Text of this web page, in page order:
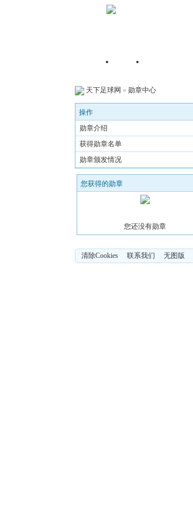
首页
天下足球网 » 勋章中心
操作
勋章介绍
获得勋章名单
勋章颁发情况
您获得的勋章
您还没有勋章
清除Cookies 联系我们 无图版